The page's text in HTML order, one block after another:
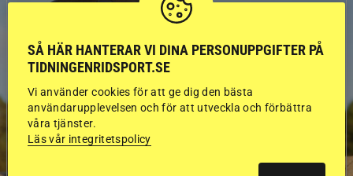
SÅ HÄR HANTERAR VI DINA PERSONUPPGIFTER PÅ
TIDNINGENRIDSPORT.SE
Vi använder cookies för att ge dig den bästa
användarupplevelsen och för att utveckla och förbättra
våra tjänster.
Läs vår integritetspolicy